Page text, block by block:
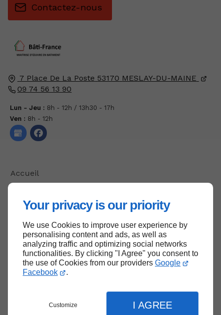
Your privacy is our priority
We use Cookies to improve user experience by
personalising content and ads, as well as
analyzing traffic and optimizing social networks
functionalities. By clicking "I Agree" you consent to
the use of Cookies from our providers Google
Facebook
.
Customize I AGREE
7 Place De La Poste 53170 MESLAY-DU-MAINE
09 74 56 13 90
Lun - Jeu : 8h - 12h / 13h30 - 17h
Ven : 8h - 12h
Accueil
Mentions légales
Plan du site
Contactez-nous
Haut de page